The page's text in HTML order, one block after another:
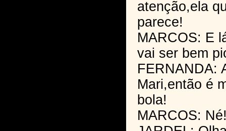
atenção,ela
parece!
MARCOS: E
vai ser bem
FERNANDA:
Mari,então é
bola!
MARCOS: